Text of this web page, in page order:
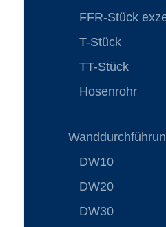
FFR-Stück
T-Stück
TT-Stück
Hosenrohr
DW10
DW20
DW30